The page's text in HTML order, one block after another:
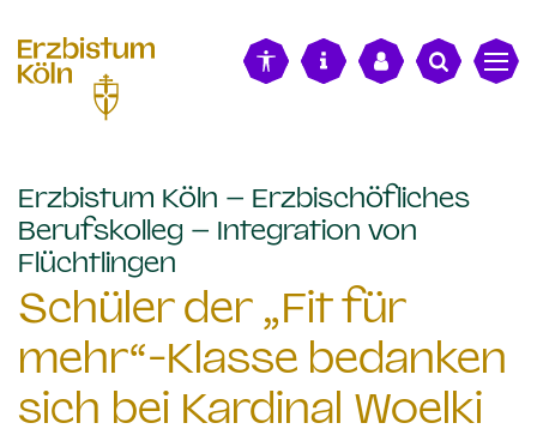
Erzbistum Köln – Erzbischöfliches
Berufskolleg – Integration von
Flüchtlingen
Schüler der „Fit für
mehr“-Klasse bedanken
sich bei Kardinal Woelki